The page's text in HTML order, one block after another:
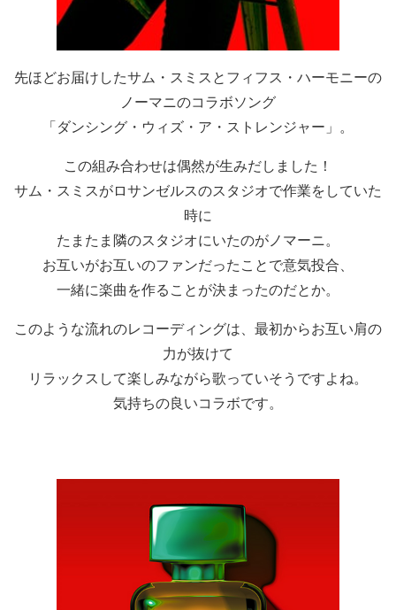
先ほどお届けしたサム・スミスとフィフス・ハーモニーの
ノーマニのコラボソング
「ダンシング・ウィズ・ア・ストレンジャー」。
この組み合わせは偶然が生みだしました！
サム・スミスがロサンゼルスのスタジオで作業をしていた
時に
たまたま隣のスタジオにいたのがノマーニ。
お互いがお互いのファンだったことで意気投合、
一緒に楽曲を作ることが決まったのだとか。
このような流れのレコーディングは、最初からお互い肩の
力が抜けて
リラックスして楽しみながら歌っていそうですよね。
気持ちの良いコラボです。